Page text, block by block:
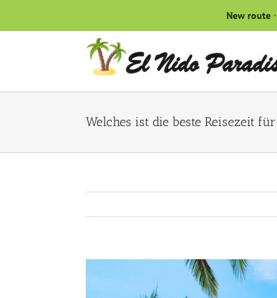
New route
Welches ist die beste Reisezeit